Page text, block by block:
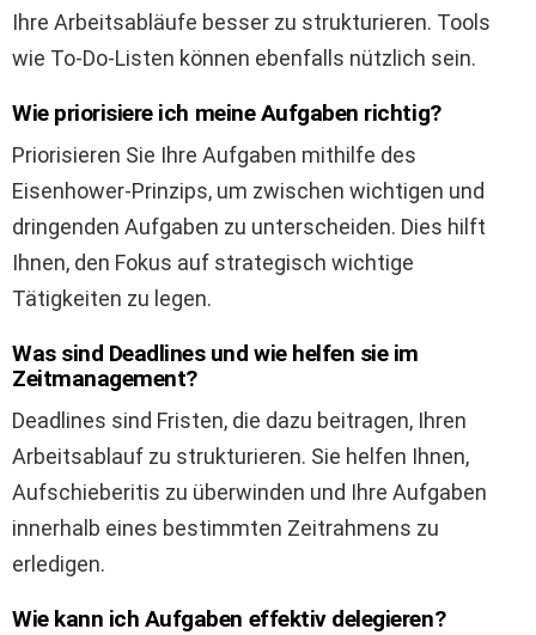
Ihre Arbeitsabläufe besser zu strukturieren. Tools
wie To-Do-Listen können ebenfalls nützlich sein.
Wie priorisiere ich meine Aufgaben richtig?
Priorisieren Sie Ihre Aufgaben mithilfe des
Eisenhower-Prinzips, um zwischen wichtigen und
dringenden Aufgaben zu unterscheiden. Dies hilft
Ihnen, den Fokus auf strategisch wichtige
Tätigkeiten zu legen.
Was sind Deadlines und wie helfen sie im
Zeitmanagement?
Deadlines sind Fristen, die dazu beitragen, Ihren
Arbeitsablauf zu strukturieren. Sie helfen Ihnen,
Aufschieberitis zu überwinden und Ihre Aufgaben
innerhalb eines bestimmten Zeitrahmens zu
erledigen.
Wie kann ich Aufgaben effektiv delegieren?